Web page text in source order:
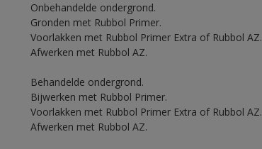
Onbehandelde ondergrond.
Gronden met Rubbol Primer.
Voorlakken met Rubbol Primer Extra of Rubbol AZ.
Afwerken met Rubbol AZ.
Behandelde ondergrond.
Bijwerken met Rubbol Primer.
Voorlakken met Rubbol Primer Extra of Rubbol AZ.
Afwerken met Rubbol AZ.